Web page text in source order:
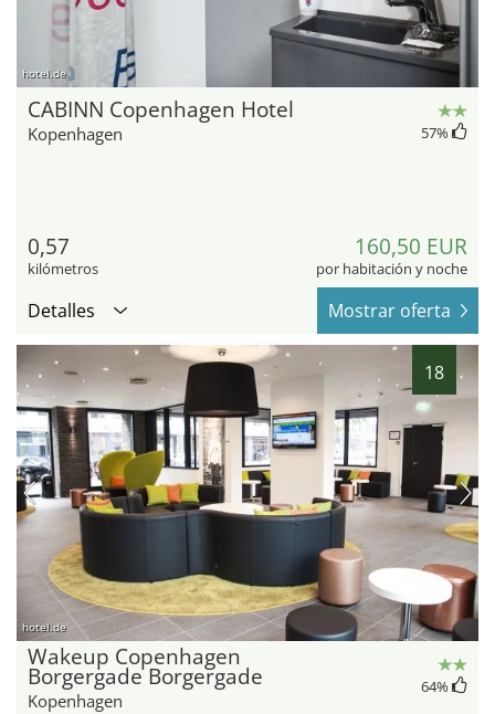
hotel.de
CABINN Copenhagen Hotel
Kopenhagen 57%
0,57
kilómetros
160,50 EUR
por habitación y noche
Detalles Mostrar oferta
18
hotel.de
Wakeup Copenhagen
Borgergade Borgergade
Kopenhagen
64%